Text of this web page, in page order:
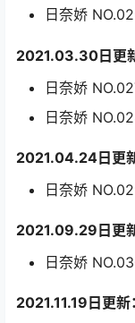
日奈娇
2021.03.30日更
日奈娇
日奈娇
2021.04.24日更新
日奈娇
2021.09.29日更新
日奈娇
2021.11.19日更新：